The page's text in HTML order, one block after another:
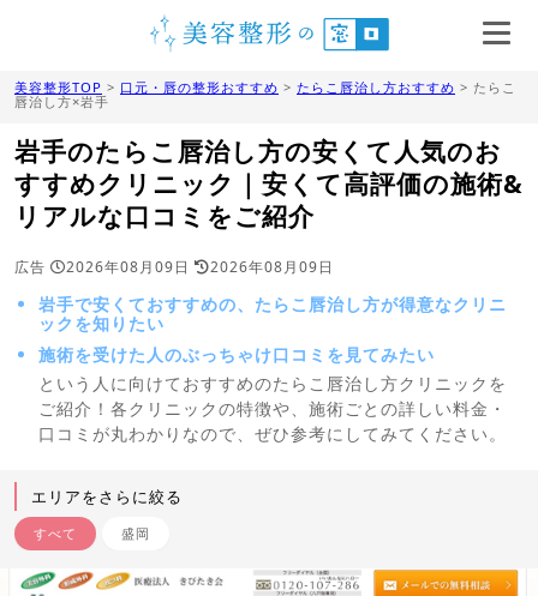
美容整形TOP > 口元・唇の整形おすすめ > たらこ唇治し方おすすめ > たらこ
唇治し方×岩手
岩手のたらこ唇治し方の安くて人気のお
すすめクリニック｜安くて高評価の施術&
リアルな口コミをご紹介
広告 2026年08月09日 2026年08月09日
岩手で安くておすすめの、たらこ唇治し方が得意なクリニ
ックを知りたい
施術を受けた人のぶっちゃけ口コミを見てみたい
という人に向けておすすめのたらこ唇治し方クリニックを
ご紹介！各クリニックの特徴や、施術ごとの詳しい料金・
口コミが丸わかりなので、ぜひ参考にしてみてください。
エリアをさらに絞る
すべて 盛岡